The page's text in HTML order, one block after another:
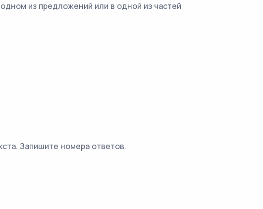
из предложений или в одной из частей
Запишите номера ответов.